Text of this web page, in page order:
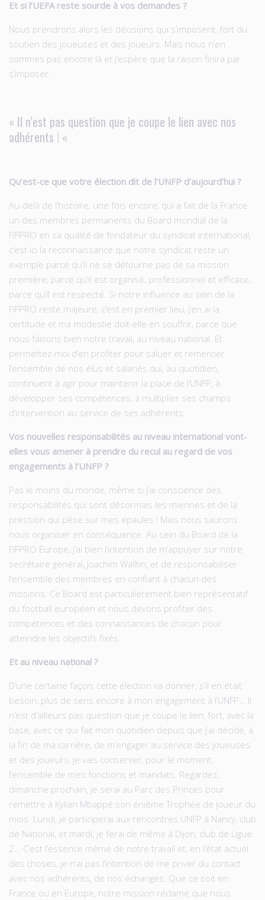
Et si l’UEFA reste sourde à vos demandes ?
Nous prendrons alors les décisions qui s’imposent, fort du
soutien des joueuses et des joueurs. Mais nous n’en
sommes pas encore là et j’espère que la raison finira par
s’imposer.
« Il n’est pas question que je coupe le lien avec nos
adhérents ! «
Qu’est-ce que votre élection dit de l’UNFP d’aujourd’hui ?
Au-delà de l’histoire, une fois encore, qui a fait de la France
un des membres permanents du Board mondial de la
FIFPRO en sa qualité de fondateur du syndicat international,
c’est ici la reconnaissance que notre syndicat reste un
exemple parce qu’il ne se détourne pas de sa mission
première, parce qu’il est organisé, professionnel et efficace,
parce qu’il est respecté. Si notre influence au sein de la
FIFPRO reste majeure, c’est en premier lieu, j’en ai la
certitude et ma modestie doit-elle en souffrir, parce que
nous faisons bien notre travail, au niveau national. Et
permettez-moi d’en profiter pour saluer et remercier
l’ensemble de nos élus et salariés qui, au quotidien,
continuent à agir pour maintenir la place de l’UNFP, à
développer ses compétences, à multiplier ses champs
d’intervention au service de ses adhérents.
Vos nouvelles responsabilités au niveau international vont-
elles vous amener à prendre du recul au regard de vos
engagements à l’UNFP ?
Pas le moins du monde, même si j’ai conscience des
responsabilités qui sont désormais les miennes et de la
pression qui pèse sur mes épaules ! Mais nous saurons
nous organiser en conséquence. Au sein du Board de la
FIFPRO Europe, j’ai bien l’intention de m’appuyer sur notre
secrétaire général, Joachim Walltin, et de responsabiliser
l’ensemble des membres en confiant à chacun des
missions. Ce Board est particulièrement bien représentatif
du football européen et nous devons profiter des
compétences et des connaissances de chacun pour
atteindre les objectifs fixés.
Et au niveau national ?
D’une certaine façon, cette élection va donner, s’il en était
besoin, plus de sens encore à mon engagement à l’UNFP… Il
n’est d’ailleurs pas question que je coupe le lien, fort, avec la
base, avec ce qui fait mon quotidien depuis que j’ai décidé, à
la fin de ma carrière, de m’engager au service des joueuses
et des joueurs, je vais conserver, pour le moment,
l’ensemble de mes fonctions et mandats. Regardez,
dimanche prochain, je serai au Parc des Princes pour
remettre à Kylian Mbappé son énième Trophée de joueur du
mois. Lundi, je participerai aux rencontres UNFP à Nancy, club
de National, et mardi, je ferai de même à Dijon, club de Ligue
2… C’est l’essence même de notre travail et, en l’état actuel
des choses, je n’ai pas l’intention de me priver du contact
avec nos adhérents, de nos échanges. Que ce soit en
France ou en Europe, notre mission réclame que nous